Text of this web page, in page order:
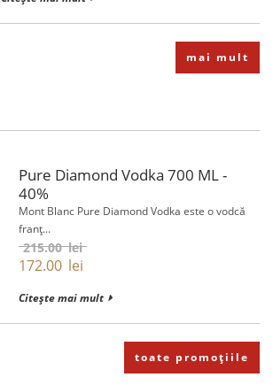
mai mult
Pure Diamond Vodka 700 ML -
40%
Mont Blanc Pure Diamond Vodka este o vodcă
franț...
215.00lei
172.00 lei
Citește mai mult
toate promoțiile